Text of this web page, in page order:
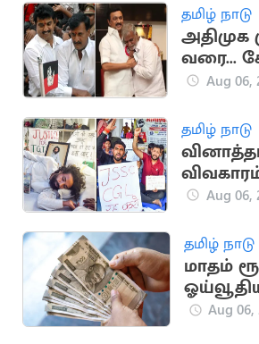
தமிழ் நாடு
அதிமுக
வரை...
Aug 06,
தமிழ் நாடு
Aug 06,
தமிழ் நாடு
மாதம்
அரசுAug 06,